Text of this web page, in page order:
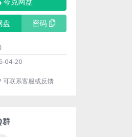
夸克网盘
盘 密码
04-20
可联系客服或反馈
群